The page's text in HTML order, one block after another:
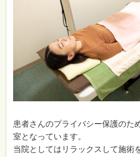
患者さんのプライバシー保護のた
室となっています。
当院としてはリラックスして施術